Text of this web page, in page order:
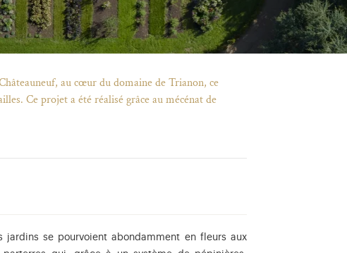
au cœur du domaine de Trianon, ce
Ce projet a été réalisé grâce au mécénat de
jardins se pourvoient abondamment en fleurs aux